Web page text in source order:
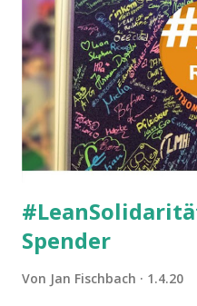
Spender
Von Jan Fischbach 1.4.20